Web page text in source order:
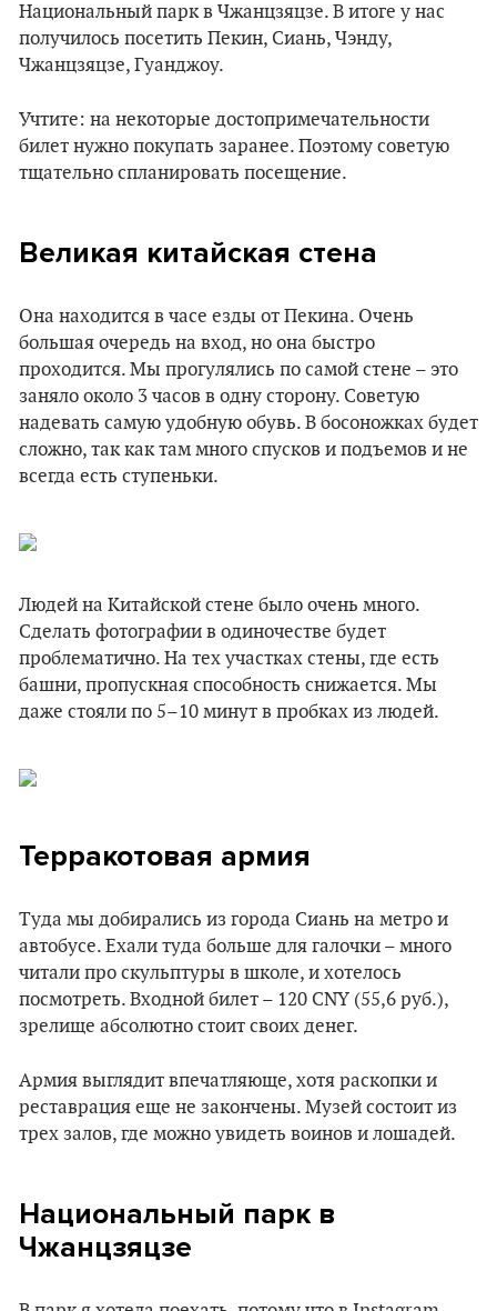
Национальный парк в Чжанцзяцзе. В итоге у нас
получилось посетить Пекин, Сиань, Чэнду,
Чжанцзяцзе, Гуанджоу.
Учтите: на некоторые достопримечательности
билет нужно покупать заранее. Поэтому советую
тщательно спланировать посещение.
Великая китайская стена
Она находится в часе езды от Пекина. Очень
большая очередь на вход, но она быстро
проходится. Мы прогулялись по самой стене – это
заняло около 3 часов в одну сторону. Советую
надевать самую удобную обувь. В босоножках будет
сложно, так как там много спусков и подъемов и не
всегда есть ступеньки.
Людей на Китайской стене было очень много.
Сделать фотографии в одиночестве будет
проблематично. На тех участках стены, где есть
башни, пропускная способность снижается. Мы
даже стояли по 5–10 минут в пробках из людей.
Терракотовая армия
Туда мы добирались из города Сиань на метро и
автобусе. Ехали туда больше для галочки – много
читали про скульптуры в школе, и хотелось
посмотреть. Входной билет – 120 CNY (55,6 руб.),
зрелище абсолютно стоит своих денег.
Армия выглядит впечатляюще, хотя раскопки и
реставрация еще не закончены. Музей состоит из
трех залов, где можно увидеть воинов и лошадей.
Национальный парк в
Чжанцзяцзе